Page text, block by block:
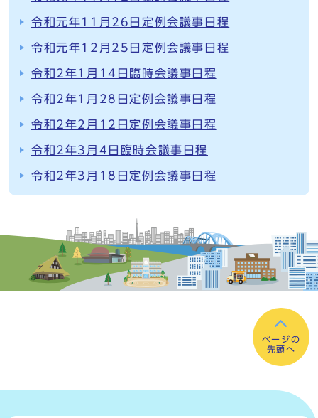
令和元年11月26日定例会議事日程
令和元年12月25日定例会議事日程
令和2年1月14日臨時会議事日程
令和2年1月28日定例会議事日程
令和2年2月12日定例会議事日程
令和2年3月4日臨時会議事日程
令和2年3月18日定例会議事日程
ページの
先頭へ